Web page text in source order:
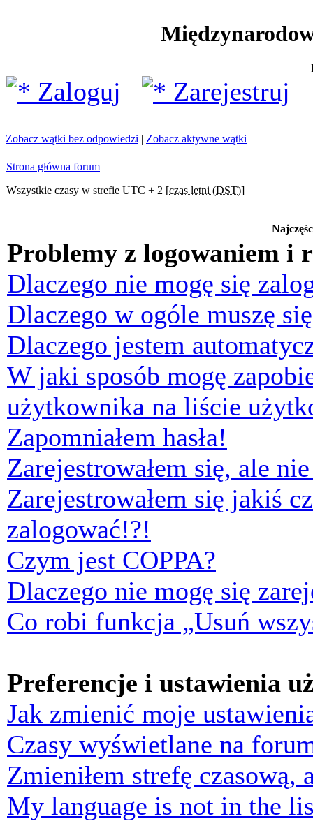
Zaloguj Zarejestruj
Zobacz wątki bez odpowiedzi | Zobacz aktywne wątki
Strona główna forum
Wszystkie czasy w strefie UTC + 2 [czas letni (DST)]
Problemy z logowaniem i
Dlaczego nie mogę się
Dlaczego w ogóle muszę
Dlaczego jestem
W jaki sposób mogę
użytkownika na liście
Zapomniałem hasła!
Zarejestrowałem się, ale
Zarejestrowałem się jakiś
zalogować!?!
Czym jest COPPA?
Dlaczego nie mogę się
Co robi funkcja „Usuń
Preferencje i ustawienia
Jak zmienić moje
Czasy wyświetlane na
Zmieniłem strefę czasową,
My language is not in the